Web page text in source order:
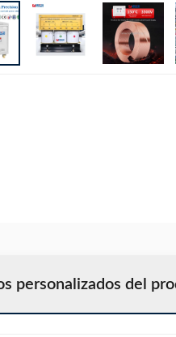
personalizados del